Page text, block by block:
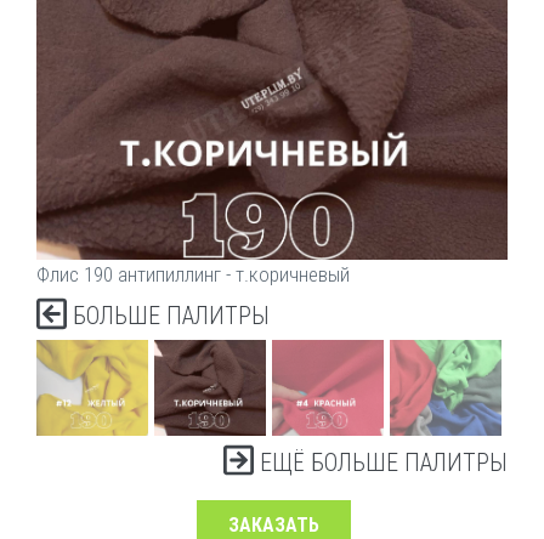
Флис 190 антипиллинг - т.коричневый
БОЛЬШЕ ПАЛИТРЫ
ЕЩЁ БОЛЬШЕ ПАЛИТРЫ
ЗАКАЗАТЬ